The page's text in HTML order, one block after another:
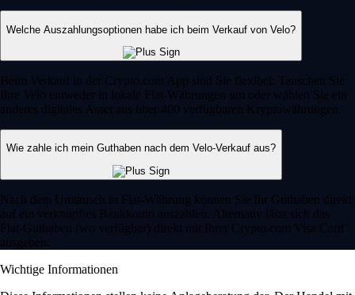
Welche Auszahlungsoptionen habe ich beim Verkauf von Velo?
Beim Verkauf in der Crypto.com App sind Sie flexibel: Tauschen Sie
Ihre Velo entweder in lokale Fiat-Währungen um oder wählen Sie ein
anderes digitales Asset aus über 400 verfügbaren Kryptowährungen.
Wie zahle ich mein Guthaben nach dem Velo-Verkauf aus?
Nach dem Umtausch in Fiat-Währung können Sie Ihr Guthaben direkt
auf ein verknüpftes Bankkonto auszahlen. Alternativ lässt sich das
Fiat-Guthaben (wo verfügbar) direkt mit Ihrer Crypto.com Visa Card
ausgeben.
Wichtige Informationen